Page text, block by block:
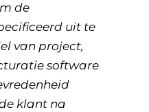
de
uit te
van project,
software
klant na